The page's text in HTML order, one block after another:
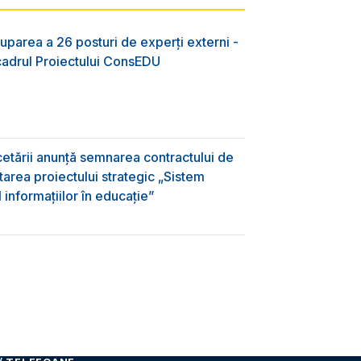
a 26 posturi de experți externi -
Proiectului ConsEDU
anunță semnarea contractului de
proiectului strategic „Sistem
în educație”